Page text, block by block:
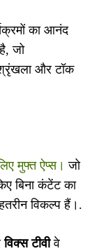
का आनंद
जो
श्रृंखला और टॉक
मुफ्त ऐप्स। जो
बिना कंटेंट का
विकल्प हैं।.
विक्स टीवीवे